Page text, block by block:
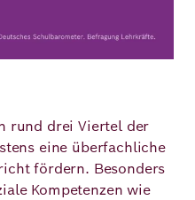
rund drei Viertel der
eine überfachliche
fördern. Besonders
Kompetenzen wie